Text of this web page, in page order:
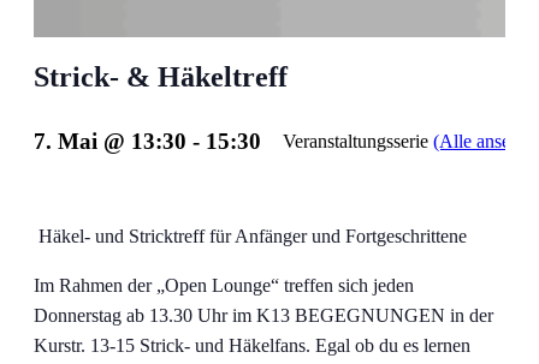
Strick- & Häkeltreff
7. Mai @ 13:30 - 15:30 Veranstaltungsserie (Alle
Häkel- und Stricktreff für Anfänger und Fortgeschrittene
Im Rahmen der „Open Lounge“ treffen sich jeden
Donnerstag ab 13.30 Uhr im K13 BEGEGNUNGEN in der
Kurstr. 13-15 Strick- und Häkelfans. Egal ob du es lernen